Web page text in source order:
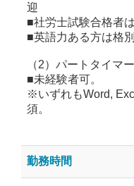
迎
■社労士試験合格者
■英語力ある方は格
（2）パートタイマ
■未経験者可。
※いずれもWord,
須。
勤務時間